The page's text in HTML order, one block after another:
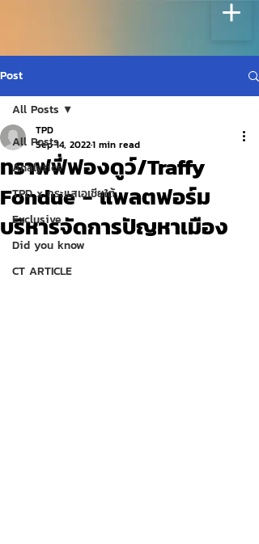
Post
All Posts
Analytics
TPD x กระแสเอเชียใต้
Exclusive
Did you know
CT ARTICLE
All Posts
ทราฟฟี่ฟองดูว์/Traffy
Fondue - แพลตฟอร์ม
บริหารจัดการปัญหาเมือง
TPD
Sep 14, 20221 min read